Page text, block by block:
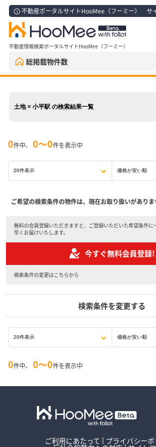
不動産ポータルサイトHooMee（フーミー） サイト
不動産情報検索ポータルサイトHooMee（フーミー）
総掲載物件数
土地 × 小平駅 の検索結果一覧
0件中、 0〜0件を表示中
ご希望の検索条件の物件は、現在お取り扱いがありま
無料の会員登録いただきますと、ご登録いただいた希望条件に
早くお届けいたします。
今すぐ無料会員登録!
検索条件の変更はこちらから
検索条件を変更する
0件中、 0〜0件を表示中
ご利用にあたって プライバシー